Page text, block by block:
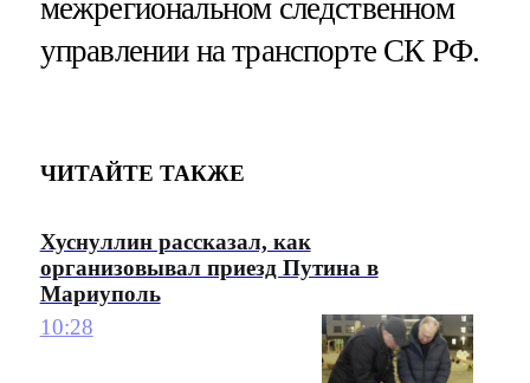
межрегиональном следственном
управлении на транспорте СК РФ.
ЧИТАЙТЕ ТАКЖЕ
Хуснуллин рассказал, как
организовывал приезд Путина в
Мариуполь
10:28